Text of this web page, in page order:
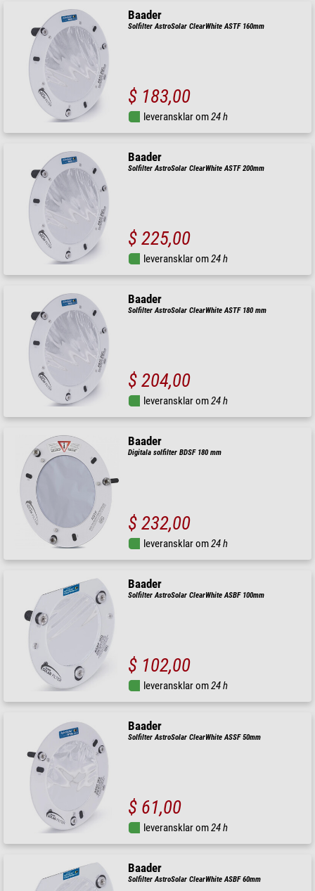
Baader
Solfilter AstroSolar ClearWhite ASTF 160mm
$ 183,00
leveransklar om24 h
Baader
Solfilter AstroSolar ClearWhite ASTF 200mm
$ 225,00
leveransklar om24 h
Baader
Solfilter AstroSolar ClearWhite ASTF 180 mm
$ 204,00
leveransklar om24 h
Baader
Digitala solfilter BDSF 180 mm
$ 232,00
leveransklar om24 h
Baader
Solfilter AstroSolar ClearWhite ASBF 100mm
$ 102,00
leveransklar om24 h
Baader
Solfilter AstroSolar ClearWhite ASSF 50mm
$ 61,00
leveransklar om24 h
Baader
Solfilter AstroSolar ClearWhite ASBF 60mm